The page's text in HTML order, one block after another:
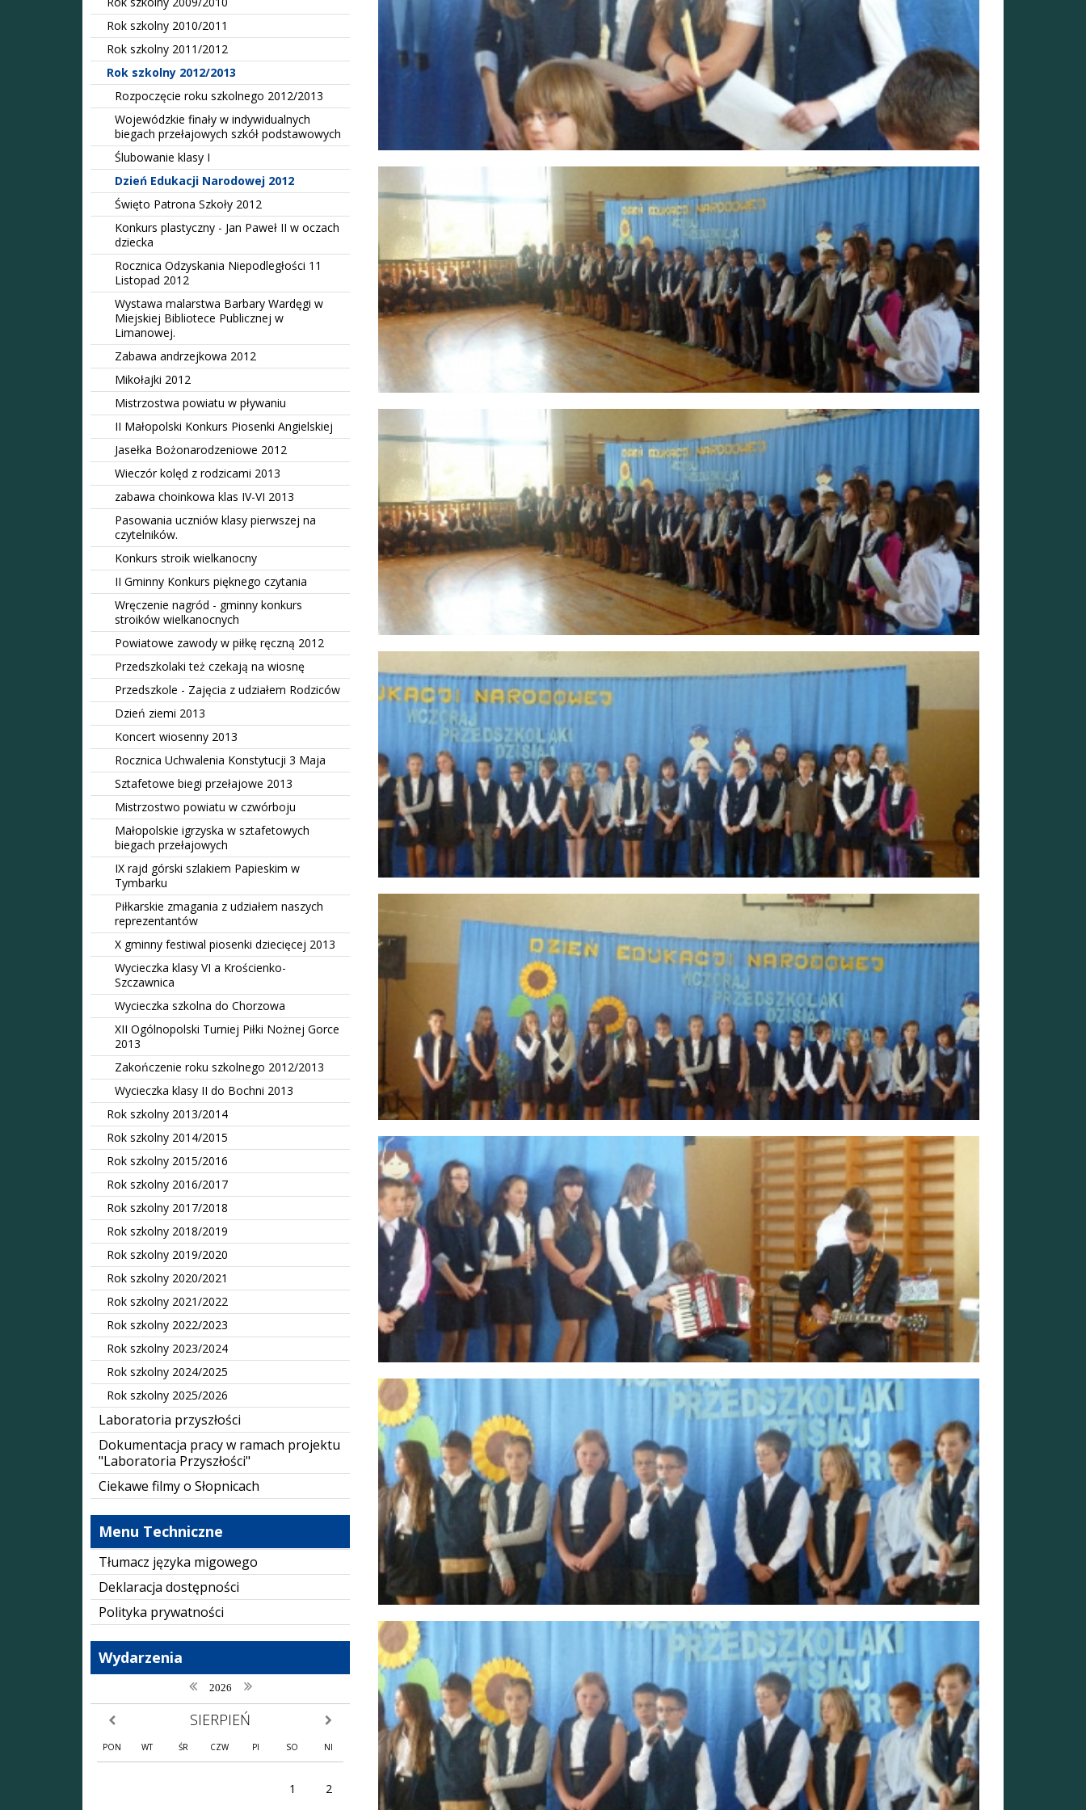
Rok szkolny 2010/2011
Rok szkolny 2011/2012
Rok szkolny 2012/2013
Rozpoczęcie roku szkolnego 2012/2013
Wojewódzkie finały w indywidualnych
biegach przełajowych szkół podstawowych
Ślubowanie klasy I
Dzień Edukacji Narodowej 2012
Święto Patrona Szkoły 2012
Konkurs plastyczny - Jan Paweł II w oczach
dziecka
Rocznica Odzyskania Niepodległości 11
Listopad 2012
Wystawa malarstwa Barbary Wardęgi w
Miejskiej Bibliotece Publicznej w
Limanowej.
Zabawa andrzejkowa 2012
Mikołajki 2012
Mistrzostwa powiatu w pływaniu
II Małopolski Konkurs Piosenki Angielskiej
Jasełka Bożonarodzeniowe 2012
Wieczór kolęd z rodzicami 2013
zabawa choinkowa klas IV-VI 2013
Pasowania uczniów klasy pierwszej na
czytelników.
Konkurs stroik wielkanocny
II Gminny Konkurs pięknego czytania
Wręczenie nagród - gminny konkurs
stroików wielkanocnych
Powiatowe zawody w piłkę ręczną 2012
Przedszkolaki też czekają na wiosnę
Przedszkole - Zajęcia z udziałem Rodziców
Dzień ziemi 2013
Koncert wiosenny 2013
Rocznica Uchwalenia Konstytucji 3 Maja
Sztafetowe biegi przełajowe 2013
Mistrzostwo powiatu w czwórboju
Małopolskie igrzyska w sztafetowych
biegach przełajowych
IX rajd górski szlakiem Papieskim w
Tymbarku
Piłkarskie zmagania z udziałem naszych
reprezentantów
X gminny festiwal piosenki dziecięcej 2013
Wycieczka klasy VI a Krościenko-
Szczawnica
Wycieczka szkolna do Chorzowa
XII Ogólnopolski Turniej Piłki Nożnej Gorce
2013
Zakończenie roku szkolnego 2012/2013
Wycieczka klasy II do Bochni 2013
Rok szkolny 2013/2014
Rok szkolny 2014/2015
Rok szkolny 2015/2016
Rok szkolny 2016/2017
Rok szkolny 2017/2018
Rok szkolny 2018/2019
Rok szkolny 2019/2020
Rok szkolny 2020/2021
Rok szkolny 2021/2022
Rok szkolny 2022/2023
Rok szkolny 2023/2024
Rok szkolny 2024/2025
Rok szkolny 2025/2026
Laboratoria przyszłości
Dokumentacja pracy w ramach projektu
"Laboratoria Przyszłości"
Ciekawe filmy o Słopnicach
Menu Techniczne
Tłumacz języka migowego
Deklaracja dostępności
Polityka prywatności
Wydarzenia
poprzedni rok
2026 następny rok
poprzedni miesiąc SIERPIEŃ następny miesiąc
PON WT ŚR CZW PI SO NI
1 2